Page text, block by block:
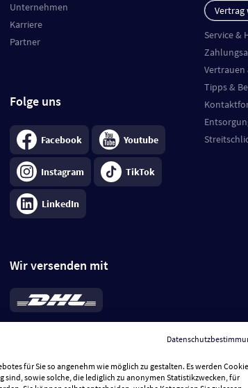
Unternehmen
Karriere
Partner
Folge uns
Facebook Youtube
Instagram TikTok
LinkedIn
Wir versenden mit
*Standard 6,95 €; bei Kühlware zzgl. 0,99 €
je Bestellung, insgesamt 7,94 €. Lieferzeit3-
Vertrag
Service &
Vertrauen
Tipps &
für Sie so angenehm wie möglich zu gestalten. Es werden
sowie solche, die lediglich zu anonymen Statistikzwecken, für